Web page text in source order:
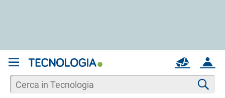
ACCOUNT
MAIL